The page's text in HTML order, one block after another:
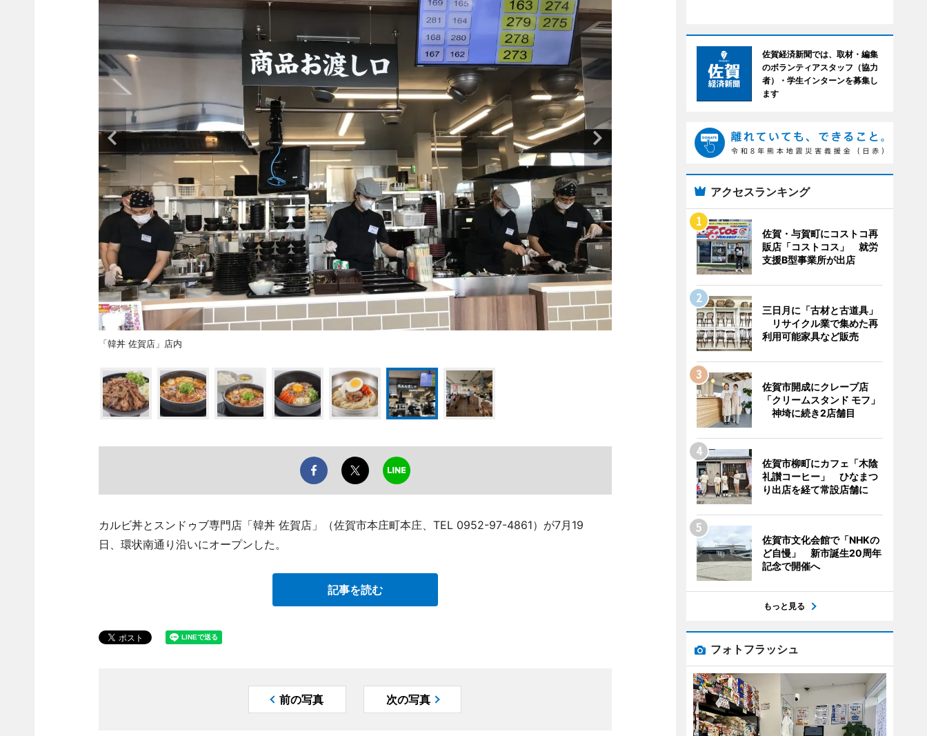
「韓丼 佐賀店」店内
カルビ丼とスンドゥブ専門店「韓丼 佐賀店」（佐賀市本庄町本庄、TEL 0952-97-4861）が7月19
日、環状南通り沿いにオープンした。
記事を読む
前の写真 次の写真
佐賀経済新聞では、取材・編集
のボランティアスタッフ（協力
者）・学生インターンを募集し
ます
アクセスランキング
佐賀・与賀町にコストコ再
販店「コストコス」 就労
支援B型事業所が出店
三日月に「古材と古道具」
リサイクル業で集めた再
利用可能家具など販売
佐賀市開成にクレープ店
「クリームスタンド モフ」
神埼に続き2店舗目
佐賀市柳町にカフェ「木陰
礼讃コーヒー」 ひなまつ
り出店を経て常設店舗に
佐賀市文化会館で「NHKの
ど自慢」 新市誕生20周年
記念で開催へ
もっと見る
フォトフラッシュ